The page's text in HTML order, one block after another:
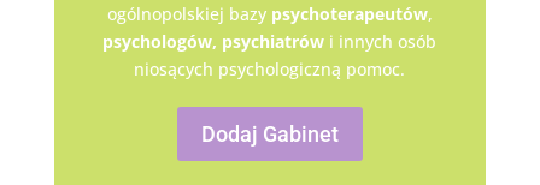
ogólnopolskiej bazy psychoterapeutów,
psychologów, psychiatrów i innych osób
niosących psychologiczną pomoc.
Dodaj Gabinet